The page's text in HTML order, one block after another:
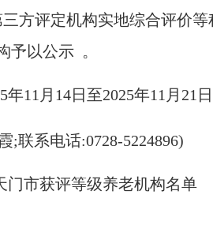
方评定机构实地综合评价
予以公示 。
5年11 月 14日至2025年11 月 21
;联系电话:0728-5224896)
门市获评等级养老机构名单